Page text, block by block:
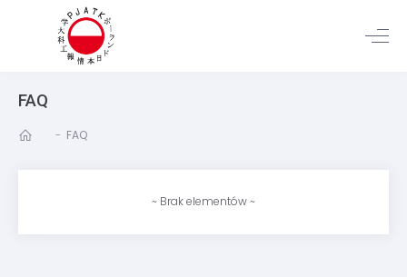
FAQ
- FAQ
~ Brak elementów ~